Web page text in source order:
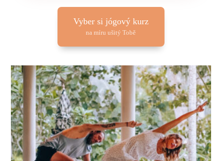
Vyber si jógový kurz
na míru ušitý Tobě